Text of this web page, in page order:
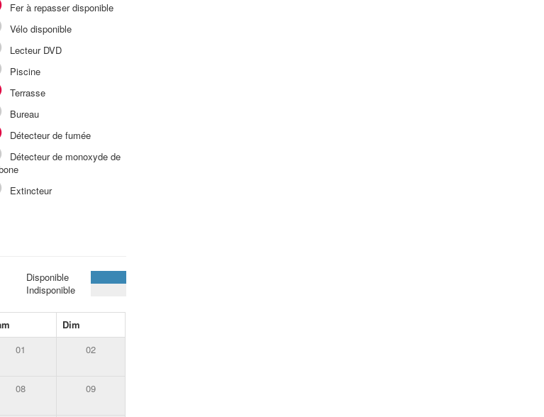
Fer à repasser disponible
Vélo disponible
Lecteur DVD
Piscine
Terrasse
Bureau
Détecteur de fumée
Détecteur de monoxyde de
Extincteur
Disponible
Indisponible
Dim
01 02
08 09